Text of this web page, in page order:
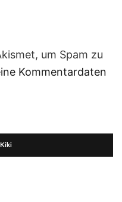
um Spam zu
Kommentardaten